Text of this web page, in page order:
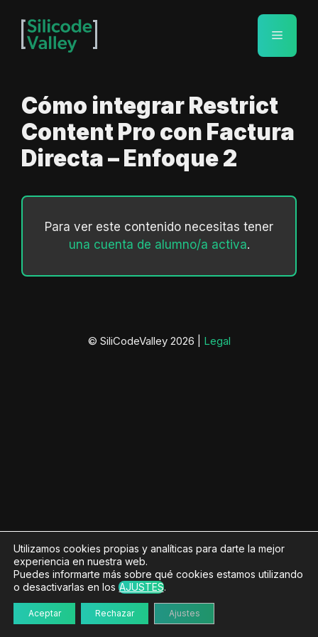
contenido
Menú
Cómo integrar Restrict
Content Pro con Factura
Directa – Enfoque 2
Para ver este contenido necesitas tener
una cuenta de alumno/a activa.
© SiliCodeValley 2026 | Legal
Utilizamos cookies propias y analíticas para darte la mejor
experiencia en nuestra web.
Puedes informarte más sobre qué cookies estamos utilizando
o desactivarlas en los AJUSTES.
Aceptar Rechazar Ajustes